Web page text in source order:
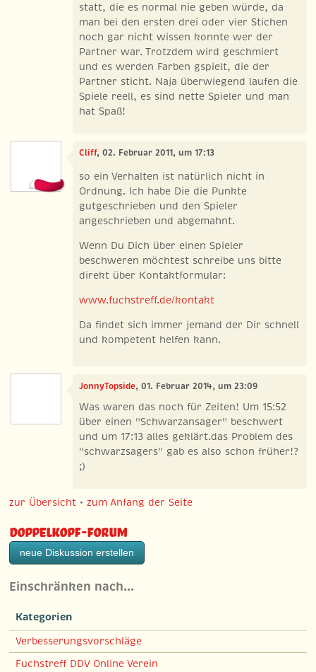
statt, die es normal nie geben würde, da
man bei den ersten drei oder vier Stichen
noch gar nicht wissen konnte wer der
Partner war. Trotzdem wird geschmiert
und es werden Farben gspielt, die der
Partner sticht. Naja überwiegend laufen die
Spiele reell, es sind nette Spieler und man
hat Spaß!
Cliff, 02. Februar 2011, um 17:13
so ein Verhalten ist natürlich nicht in
Ordnung. Ich habe Die die Punkte
gutgeschrieben und den Spieler
angeschrieben und abgemahnt.
Wenn Du Dich über einen Spieler
beschweren möchtest schreibe uns bitte
direkt über Kontaktformular:
www.fuchstreff.de/kontakt
Da findet sich immer jemand der Dir schnell
und kompetent helfen kann.
JonnyTopside, 01. Februar 2014, um 23:09
Was waren das noch für Zeiten! Um 15:52
über einen "Schwarzansager" beschwert
und um 17:13 alles geklärt.das Problem des
"schwarzsagers" gab es also schon früher!?
;)
zur Übersicht •zum Anfang der Seite
Doppelkopf-Forum
neue Diskussion erstellen
Einschränken nach…
Kategorien
Verbesserungsvorschläge
Fuchstreff DDV Online Verein